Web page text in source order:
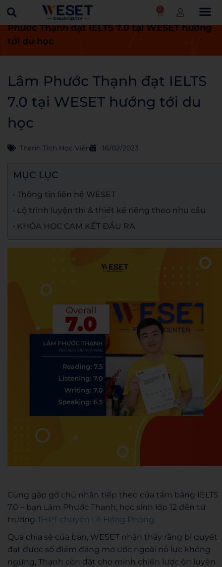
0
Trang chủ Thành tích học viên
Lâm
Phước Thạnh đạt IELTS 7.0 tại WESET hướng
tới du học
Lâm Phước Thạnh đạt IELTS
7.0 tại WESET hướng tới du
học
Thành Tích Học Viên 16/02/2023
MỤC LỤC
Thông tin liên hệ WESET
Lộ trình luyện thi & thiết kế riêng theo nhu cầu
KHÓA HỌC CAM KẾT ĐẦU RA
Cùng gặp gỡ chủ nhân tiếp theo của tấm bằng IELTS
7.0 – bạn Lâm Phước Thạnh, học sinh lớp 12 đến từ
trường THPT chuyên Lê Hồng Phong.
Qua chia sẻ của bạn, WESET nhận thấy rằng bí quyết
đạt được số điểm đáng mơ ước ngoài nỗ lực không
ngừng, Thạnh còn đặt cho mình chiến lược ôn luyện